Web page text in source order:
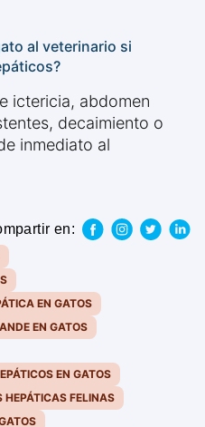
al veterinario si
ictericia, abdomen
decaimiento o
inmediato al
en:
EN GATOS
EN GATOS
EN GATOS
HEPÁTICAS FELINAS